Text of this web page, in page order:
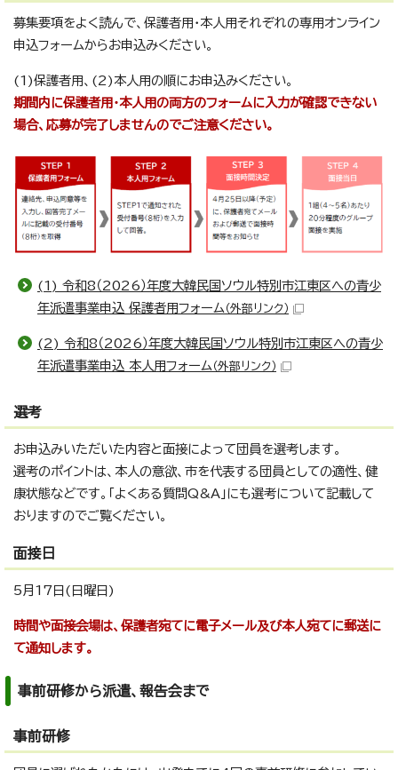
募集要項をよく読んで、保護者用・本人用それぞれの専用オンライン
申込フォームからお申込みください。
(1)保護者用、(2)本人用の順にお申込みください。
期間内に保護者用・本人用の両方のフォームに入力が確認できない
場合、応募が完了しませんのでご注意ください。
(1) 令和8（2026）年度大韓民国ソウル特別市江東区への青少
年派遣事業申込 保護者用フォーム （外部リンク）
(2) 令和8（2026）年度大韓民国ソウル特別市江東区への青少
年派遣事業申込 本人用フォーム （外部リンク）
選考
お申込みいただいた内容と面接によって団員を選考します。
選考のポイントは、本人の意欲、市を代表する団員としての適性、健
康状態などです。「よくある質問Q&A」にも選考について記載して
おりますのでご覧ください。
面接日
5月17日(日曜日)
時間や面接会場は、保護者宛てに電子メール及び本人宛てに郵送に
て通知します。
事前研修から派遣、報告会まで
事前研修